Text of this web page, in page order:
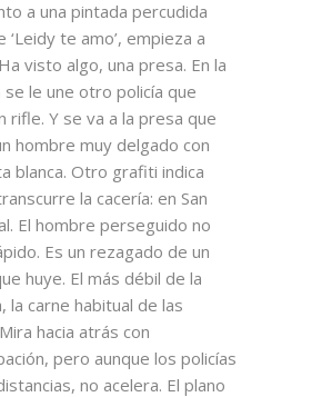
a una pintada percudida
‘Leidy te amo’, empieza a
visto algo, una presa. En la
se le une otro policía que
rifle. Y se va a la presa que
hombre muy delgado con
blanca. Otro grafiti indica
la cacería: en San
El hombre perseguido no
Es un rezagado de un
huye. El más débil de la
la carne habitual de las
hacia atrás con
pero aunque los policías
no acelera. El plano